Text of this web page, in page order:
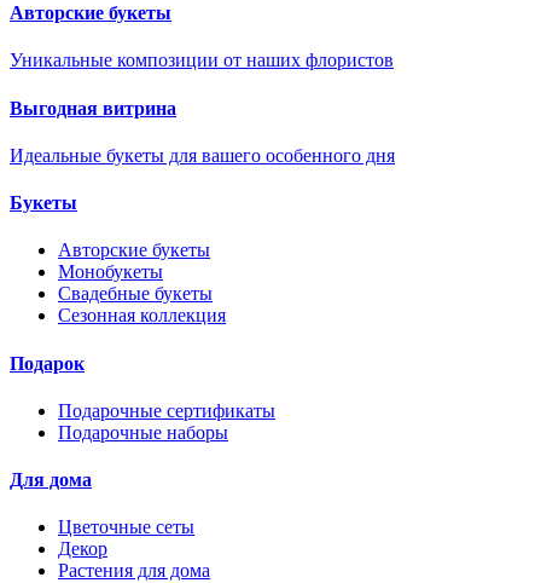
Авторские букеты
Уникальные композиции от наших флористов
Выгодная витрина
Идеальные букеты для вашего особенного дня
Букеты
Авторские букеты
Монобукеты
Свадебные букеты
Сезонная коллекция
Подарок
Подарочные сертификаты
Подарочные наборы
Для дома
Цветочные сеты
Декор
Растения для дома